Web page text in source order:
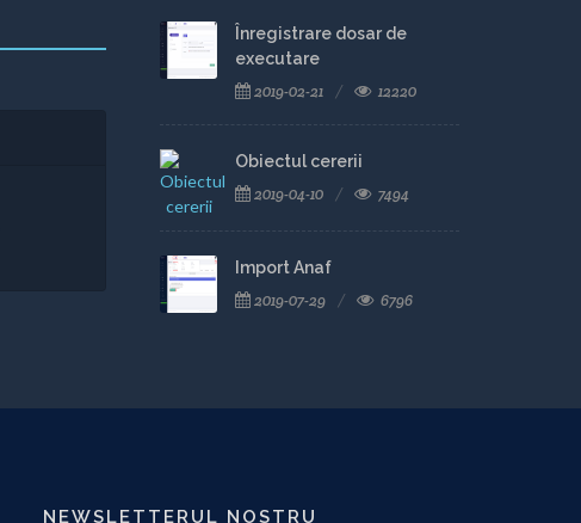
Înregistrare dosar de
executare
2019-02-21 12220
Obiectul cererii
2019-04-10 7494
Import Anaf
2019-07-29 6796
NEWSLETTERUL NOSTRU